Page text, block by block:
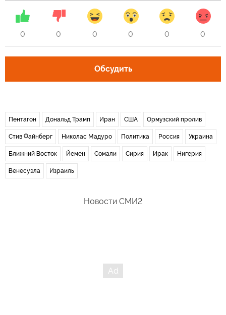
0 0 0 0 0 0
Обсудить
Пентагон Дональд Трамп Иран США Ормузский пролив
Стив Файнберг Николас Мадуро Политика Россия Украина
Ближний Восток Йемен Сомали Сирия Ирак Нигерия
Венесуэла Израиль
Новости СМИ2